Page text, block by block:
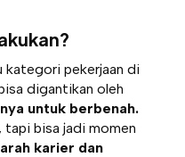
kategori pekerjaan di
digantikan oleh
untuk berbenah.
tapi bisa jadi momen
karier dan